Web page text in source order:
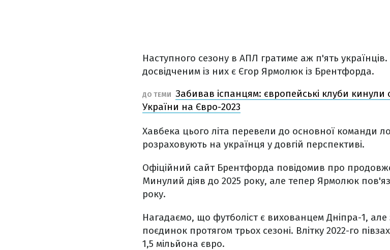
Наступного сезону в АПЛ гратиме аж п'ять
досвідченим із них є Єгор Ярмолюк із Брентфорда.
ДО ТЕМИ Забивав іспанцям: європейські клуби
України на Євро-2023
Хавбека цього літа перевели до основної команди
розраховують на українця у довгій перспективі.
Офіційний сайт Брентфорда повідомив про
Минулий діяв до 2025 року, але тепер Ярмолюк
року.
Нагадаємо, що футболіст є вихованцем Дніпра-1,
поєдинок протягом трьох сезоні. Влітку 2022-го
1,5 мільйона євро.